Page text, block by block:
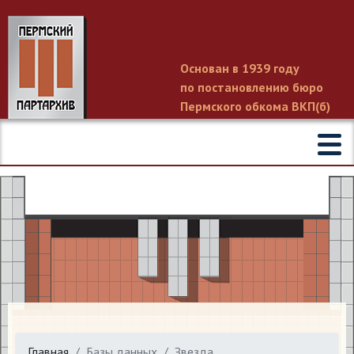
Основан в 1939 году
по постановлению бюро
Пермского обкома ВКП(б)